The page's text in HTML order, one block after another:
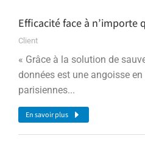
Efficacité face à n’importe
Client
« Grâce à la solution de
données est une angoisse
parisiennes...
En savoir plus